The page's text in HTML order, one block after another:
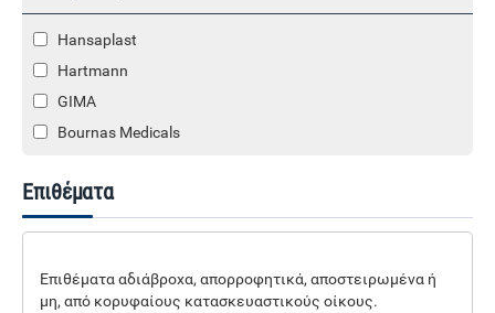
Hansaplast
Hartmann
GIMA
Bournas Medicals
Επιθέματα
Επιθέματα αδιάβροχα, απορροφητικά, αποστειρωμένα ή
μη, από κορυφαίους κατασκευαστικούς οίκους.